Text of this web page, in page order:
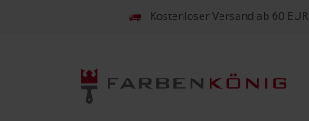
Kostenloser Versand ab 60 EUR